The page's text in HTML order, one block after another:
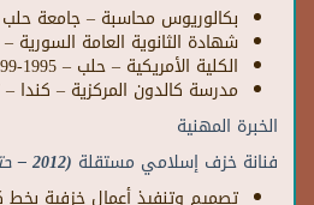
بكالوريوس محاسبة – جامعة حلب –
شهادة الثانوية العامة السورية – 2000
الكلية الأمريكية – حلب – 1995-1999
مدرسة كالدون المركزية – كندا – 1987-1995
الخبرة المهنية
فنانة خزف إسلامي مستقلة (2012 –
تصميم وتنفيذ أعمال خزفية